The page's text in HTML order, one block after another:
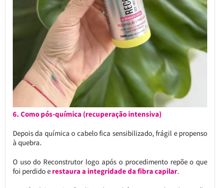
6. Como pós-química (recuperação intensiva)
Depois da química o cabelo fica sensibilizado, frágil e propenso
à quebra.
O uso do Reconstrutor logo após o procedimento repõe o que
foi perdido e restaura a integridade da fibra capilar.